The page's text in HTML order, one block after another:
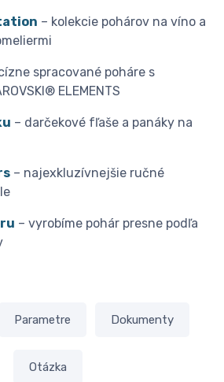
– kolekcie pohárov na víno a
spracované poháre s
ELEMENTS
– darčekové fľaše a panáky na
– najexkluzívnejšie ručné
– vyrobíme pohár presne podľa
Parametre Dokumenty
Otázka